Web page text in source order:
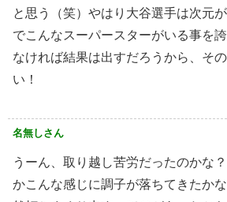
と思う（笑）やはり大谷選手は次元
でこんなスーパースターがいる事を
なければ結果は出すだろうから、そ
い！
名無しさん
うーん、取り越し苦労だったのかな
かこんな感じに調子が落ちてきたか